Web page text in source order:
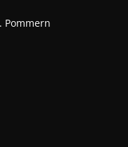
Pommern